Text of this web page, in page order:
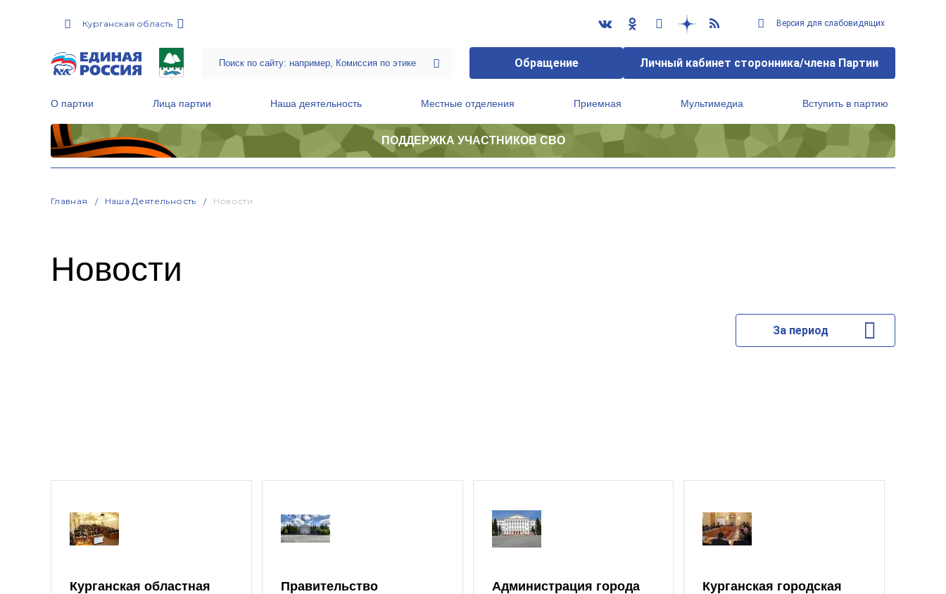
Курганская область Версия для слабовидящих
Обращение Личный кабинет сторонника/члена Партии
О партии Лица партии Наша деятельность Местные отделения Приемная Мультимедиа Вступить в партию
ПОДДЕРЖКА УЧАСТНИКОВ СВО
Главная Наша Деятельность Новости
Новости
За период
Курганская областная
Правительство
Администрация города
Курганская городская